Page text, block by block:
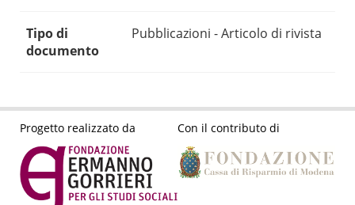
Tipo di
documento
Pubblicazioni - Articolo di rivista
Progetto realizzato da Con il contributo di